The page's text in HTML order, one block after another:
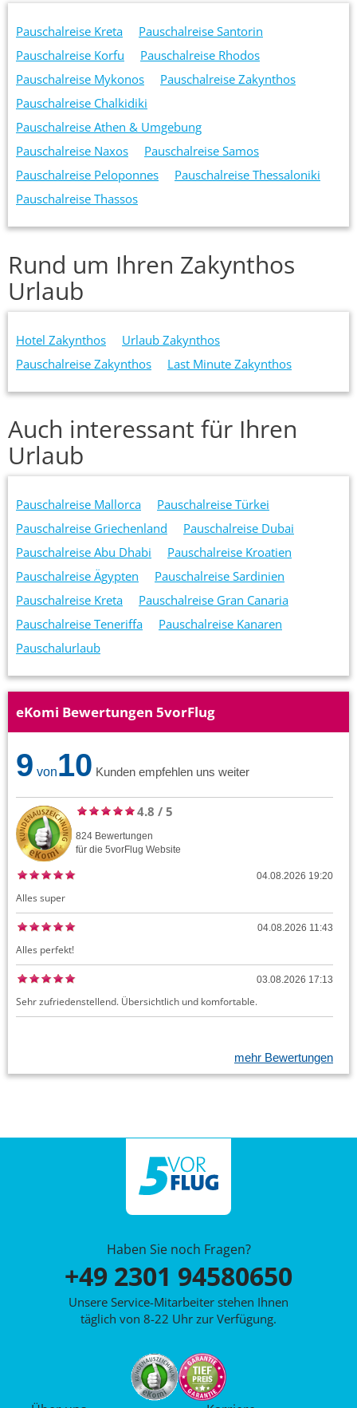
Pauschalreise Kreta
Pauschalreise Santorin
Pauschalreise Korfu
Pauschalreise Rhodos
Pauschalreise Mykonos
Pauschalreise Zakynthos
Pauschalreise Chalkidiki
Pauschalreise Athen & Umgebung
Pauschalreise Naxos
Pauschalreise Samos
Pauschalreise Peloponnes
Pauschalreise Thessaloniki
Pauschalreise Thassos
Rund um Ihren Zakynthos
Urlaub
Hotel Zakynthos
Urlaub Zakynthos
Pauschalreise Zakynthos
Last Minute Zakynthos
Auch interessant für Ihren
Urlaub
Pauschalreise Mallorca
Pauschalreise Türkei
Pauschalreise Griechenland
Pauschalreise Dubai
Pauschalreise Abu Dhabi
Pauschalreise Kroatien
Pauschalreise Ägypten
Pauschalreise Sardinien
Pauschalreise Kreta
Pauschalreise Gran Canaria
Pauschalreise Teneriffa
Pauschalreise Kanaren
Pauschalurlaub
eKomi Bewertungen 5vorFlug
9 von10 Kunden empfehlen uns weiter
4.8 / 5
824 Bewertungen
für die 5vorFlug Website
04.08.2026 19:20
Alles super
04.08.2026 11:43
Alles perfekt!
03.08.2026 17:13
Sehr zufriedenstellend. Übersichtlich und komfortable.
mehr Bewertungen
Haben Sie noch Fragen?
+49 2301 94580650
Unsere Service-Mitarbeiter stehen Ihnen
täglich von 8-22 Uhr zur Verfügung.